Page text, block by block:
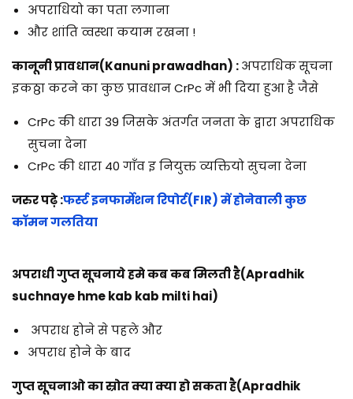
अपराधियो का पता लगाना
और शांति व्वस्था कयाम रखना !
कानूनी प्रावधान(Kanuni prawadhan) :अपराधिकसूचना
इकठ्ठा करने का कुछ प्रावधान CrPc में भी दिया हुआ है जैसे
CrPc की धारा 39 जिसके अंतर्गत जनता के द्वारा अपराधिक
सुचना देना
CrPc की धारा 40 गाँव इ नियुक्त व्यक्तियो सुचना देना
जरुर पढ़े :फर्स्ट इनफार्मेशन रिपोर्ट(FIR) में होनेवाली कुछ
कॉमन गलतिया
अपराधी गुप्त सूचनाये हमे कब कब मिलती है(Apradhik
suchnaye hme kab kab milti hai)
अपराध होने से पहले और
अपराध होने के बाद
गुप्त सूचनाओ का स्रोत क्या क्या हो सकता है(Apradhik